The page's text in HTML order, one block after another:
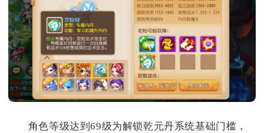
角色等级达到69级为解锁乾元丹系统基础门槛，